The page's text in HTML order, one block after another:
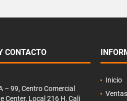
CONTACTO
– 99, Centro Comercial
Center, Local 216 H, Cali
Inicio
Ventas